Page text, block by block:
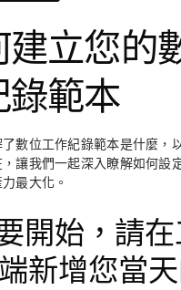
建立您的
錄範本
數位工作紀錄範本是什麼，
，讓我們一起深入瞭解如何設
最大化。
開始，請
新增您當